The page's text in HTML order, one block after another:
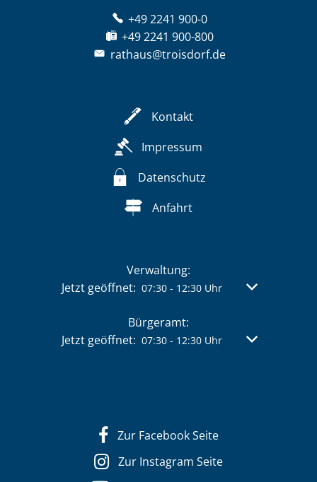
+49 2241 900-0
+49 2241 900-800
rathaus@troisdorf.de
Kontakt
Impressum
Datenschutz
Anfahrt
Verwaltung:
Klicken, um weitere Öffnungs- oder
Jetzt geöffnet: 07:30- 12:30Uhr Von 07:30
Bürgeramt:
Klicken, um weitere Öffnungs- oder
Jetzt geöffnet: 07:30- 12:30Uhr Von 07:30
Zur Facebook Seite
Zur Instagram Seite